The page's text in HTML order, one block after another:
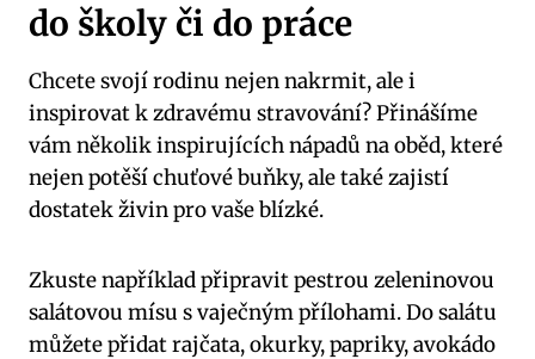
do ​školy či do práce
Chcete⁣ svojí rodinu ‌nejen nakrmit, ale i
inspirovat k zdravému⁣ stravování? Přinášíme
⁤vám několik ⁤inspirujících nápadů na oběd, které
nejen potěší⁣ chuťové‌ buňky,‌ ale také ⁢zajistí
dostatek živin pro vaše​ blízké.
Zkuste například připravit‍ pestrou zeleninovou
⁣salátovou mísu s vaječným přílohami. Do‍ salátu
můžete přidat rajčata, ⁣okurky, papriky, ⁢avokádo